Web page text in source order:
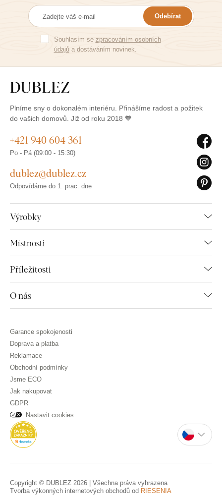
Odebírat
Souhlasím se zpracováním osobních
údajůa dostáváním novinek.
Plníme sny o dokonalém interiéru. Přinášíme radost a požitek
do vašich domovů. Již od roku 2018 🧡
Výrobky
Místnosti
Příležitosti
O nás
+421 940 604 361
Po - Pá (09:00 - 15:30)
dublez@dublez.cz
Odpovídáme do 1. prac. dne
Garance spokojenosti
Doprava a platba
Reklamace
Obchodní podmínky
Jsme ECO
Jak nakupovat
GDPR
Nastavit cookies
Copyright © DUBLEZ 2026 | Všechna práva vyhrazena
Tvorba výkonných internetových obchodů od RIESENIA